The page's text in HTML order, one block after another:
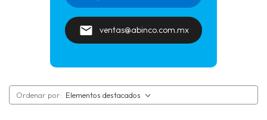
Charolas de Baño
Curadores para concreto
ventas@abinco.com.mx
Ordenar por: